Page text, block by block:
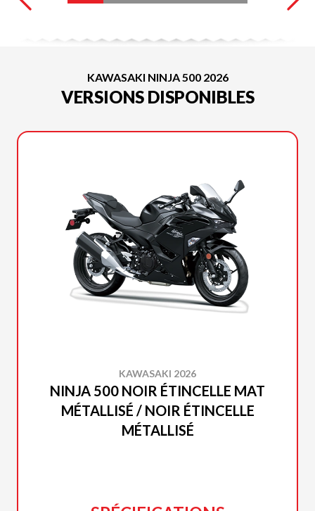
KAWASAKI NINJA 500 2026
VERSIONS DISPONIBLES
KAWASAKI 2026
NINJA 500 NOIR ÉTINCELLE MAT
MÉTALLISÉ / NOIR ÉTINCELLE
MÉTALLISÉ